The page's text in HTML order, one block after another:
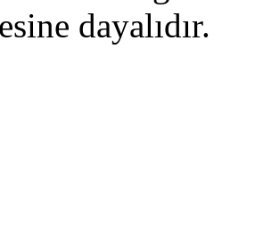
dayalıdır.